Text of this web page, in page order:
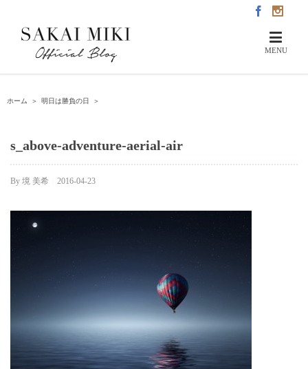
ホーム ＞ 明日は勝負の日 ＞
s_above-adventure-aerial-air
By 境 美希 2016-04-23